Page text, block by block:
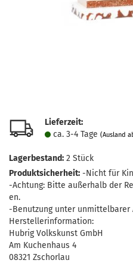
Lieferzeit:
ca. 3-4 Tage (Ausland
Lagerbestand: 2 Stück
Produktsicherheit: -Nicht für
-Achtung: Bitte außerhalb der
en.
-Benutzung unter unmittelbarer
Herstellerinformation:
Hubrig Volkskunst GmbH
Am Kuchenhaus 4
08321 Zschorlau